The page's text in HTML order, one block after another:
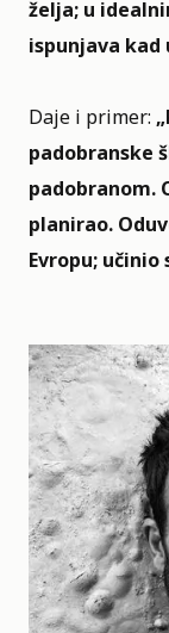
želja; u
ispunjava
Daje i primer:
padobranske
padobranom.
planirao.
Evropu;